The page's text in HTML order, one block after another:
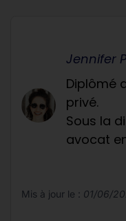
Jennifer
Diplômé
privé.
Sous la
avocat
Mis à jour le : 01/06/